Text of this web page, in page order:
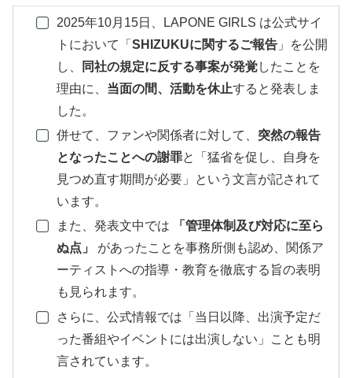
2025年10月15日、LAPONE GIRLS は公式サイ
トにおいて「 SHIZUKUに関するご報告」を公開
し、
同社の規定に反する事案が発覚したことを
理由に、 当面の間、活動を休止すると発表しま
した。
併せて、ファンや関係者に対して、 突然の報告
となったことへの謝罪と「猛省を促し、自身を
見つめ直す期間が必要」という文言が記されて
います。
また、発表文中では
「管理体制及び対応に至ら
ぬ点」
があったことを事務所側も認め、関係ア
ーティストへの指導・教育を徹底する旨の表明
も見られます。
さらに、公式情報では「当日以降、出演予定だ
った番組やイベントには出演しない」ことも明
言されています。